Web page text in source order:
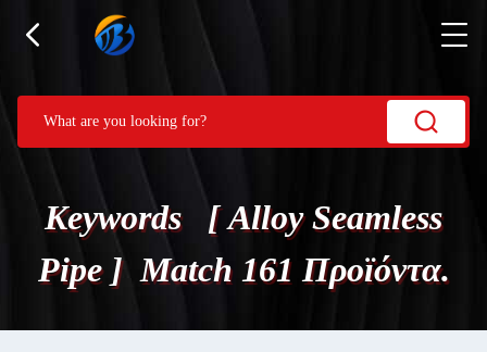
Keywords [ Alloy Seamless
Pipe ] Match 161 Προϊόντα.